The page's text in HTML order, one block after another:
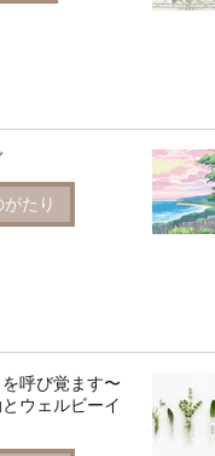
たり
呼び覚ます〜
ウェルビーイ